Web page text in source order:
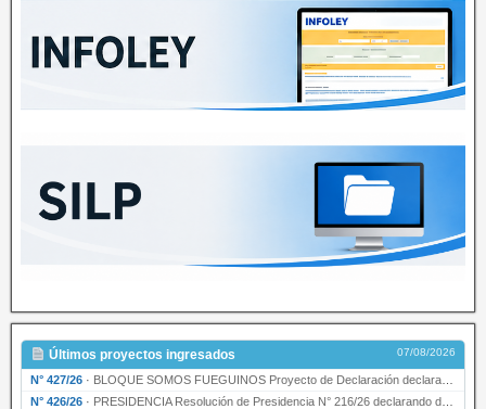
Últimos proyectos ingresados 07/08/2026
N° 427/26 · BLOQUE SOMOS FUEGUINOS Proyecto de Declaración declarando de interés provincial PRESIDENCI…
N° 426/26 · PRESIDENCIA Resolución de Presidencia N° 216/26 declarando de interés provincial la labor …